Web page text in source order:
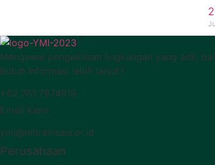
Mengawal pengelolaan lingkungan yang adil,
Butuh Informasi lebih lanjut?
+62 761 7874919
Email Kami
ymi@mitrainsani.or.id
Perusahaan